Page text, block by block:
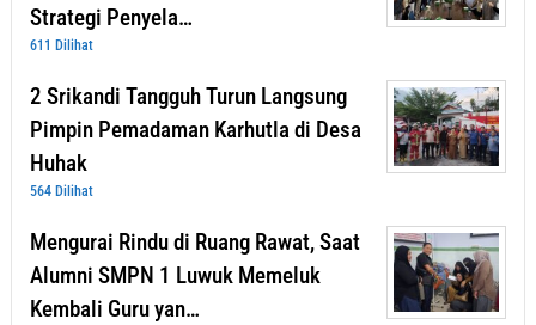
Strategi Penyela…
611 Dilihat
2 Srikandi Tangguh Turun Langsung
Pimpin Pemadaman Karhutla di Desa
Huhak
564 Dilihat
Mengurai Rindu di Ruang Rawat, Saat
Alumni SMPN 1 Luwuk Memeluk
Kembali Guru yan…